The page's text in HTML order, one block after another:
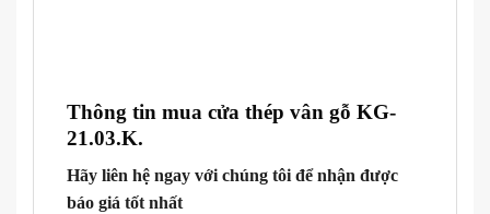
Thông tin mua cửa thép vân gỗ KG-
21.03.K.
Hãy liên hệ ngay với chúng tôi để nhận được
báo giá tốt nhất